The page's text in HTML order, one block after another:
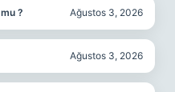
? Ağustos 3, 2026
Ağustos 3, 2026